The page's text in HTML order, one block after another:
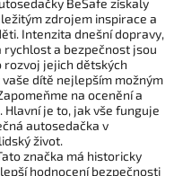
zdrojem inspirace a
Intenzita dnešní dopravy,
a bezpečnost jsou
jejich dětských
dítě nejlepším možným
na ocenění a
je to, jak vše funguje
autosedačka v
život.
značka má historicky
hodnocení bezpečnosti